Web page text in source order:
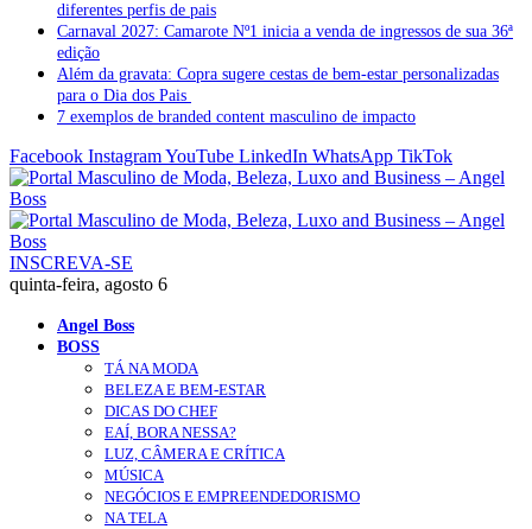
diferentes perfis de pais
Carnaval 2027: Camarote Nº1 inicia a venda de ingressos de sua 36ª
edição
Além da gravata: Copra sugere cestas de bem-estar personalizadas
para o Dia dos Pais
7 exemplos de branded content masculino de impacto
Facebook InstagramYouTube LinkedIn WhatsApp TikTok
INSCREVA-SE
quinta-feira, agosto 6
Angel Boss
BOSS
TÁ NA MODA
BELEZA E BEM-ESTAR
DICAS DO CHEF
EAÍ, BORA NESSA?
LUZ, CÂMERA E CRÍTICA
MÚSICA
NEGÓCIOS E EMPREENDEDORISMO
NA TELA